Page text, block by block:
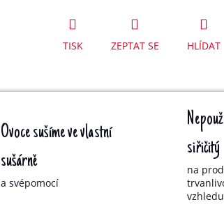
TISK ZEPTAT SE HLÍDAT
Ovoce sušíme ve vlastní
sušárně
a svépomocí
siřičitý
na
vzhledu